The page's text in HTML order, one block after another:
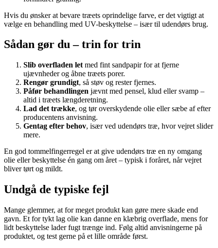
Hvis du ønsker at bevare træets oprindelige farve, er det vigtigt at
vælge en behandling med UV-beskyttelse – især til udendørs brug.
Sådan gør du – trin for trin
Slib overfladen let med fint sandpapir for at fjerne
ujævnheder og åbne træets porer.
Rengør grundigt, så støv og rester fjernes.
Påfør behandlingen jævnt med pensel, klud eller svamp –
altid i træets længderetning.
Lad det trække, og tør overskydende olie eller sæbe af efter
producentens anvisning.
Gentag efter behov, især ved udendørs træ, hvor vejret slider
mere.
En god tommelfingerregel er at give udendørs træ en ny omgang
olie eller beskyttelse én gang om året – typisk i foråret, når vejret
bliver tørt og mildt.
Undgå de typiske fejl
Mange glemmer, at for meget produkt kan gøre mere skade end
gavn. Et for tykt lag olie kan danne en klæbrig overflade, mens for
lidt beskyttelse lader fugt trænge ind. Følg altid anvisningerne på
produktet, og test gerne på et lille område først.